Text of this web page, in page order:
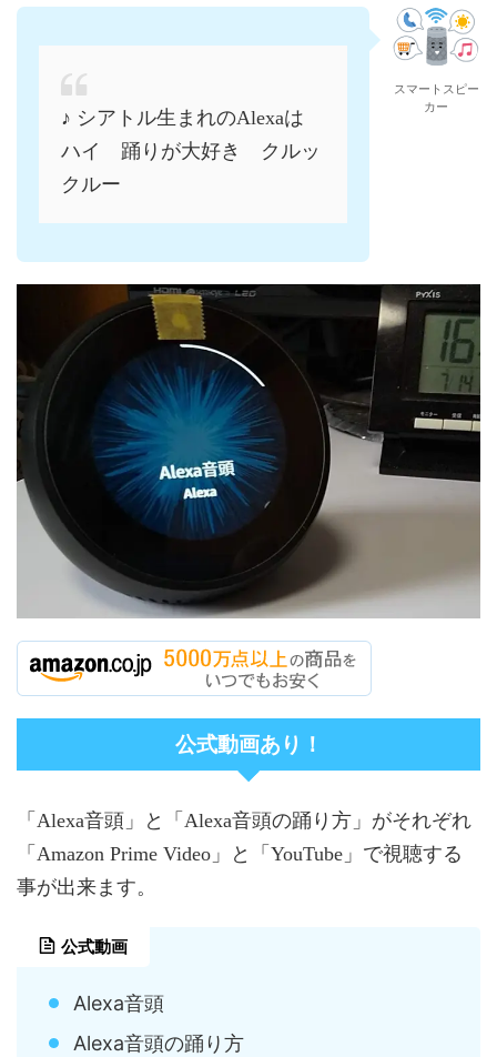
♪ シアトル生まれのAlexaは
ハイ 踊りが大好き クルッ
クルー
スマートスピー
カー
公式動画あり！
「Alexa音頭」と「Alexa音頭の踊り方」がそれぞれ
「Amazon Prime Video」と「YouTube」で視聴する
事が出来ます。
公式動画
Alexa音頭
Alexa音頭の踊り方